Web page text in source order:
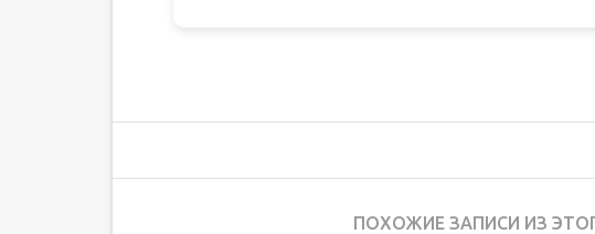
ПОХОЖИЕ ЗАПИСИ ИЗ